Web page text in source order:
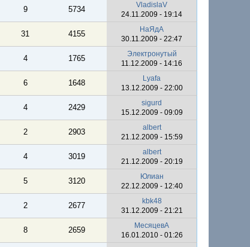
9 5734
VladislaV
24.11.2009 - 19:14
31 4155
НаЯдА
30.11.2009 - 22:47
4 1765
Электронутый
11.12.2009 - 14:16
6 1648
Lyafa
13.12.2009 - 22:00
4 2429
sigurd
15.12.2009 - 09:09
2 2903
albert
21.12.2009 - 15:59
4 3019
albert
21.12.2009 - 20:19
5 3120
Юлиан
22.12.2009 - 12:40
2 2677
kbk48
31.12.2009 - 21:21
8 2659
МесяцевА
16.01.2010 - 01:26